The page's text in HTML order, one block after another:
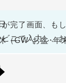
完了画面、も
ビニで入力し、
（GW･お盆･年